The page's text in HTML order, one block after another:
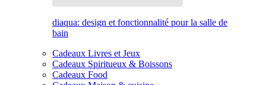
diaqua: design et fonctionnalité pour la salle de
bain
Cadeaux Livres et Jeux
Cadeaux Spiritueux & Boissons
Cadeaux Food